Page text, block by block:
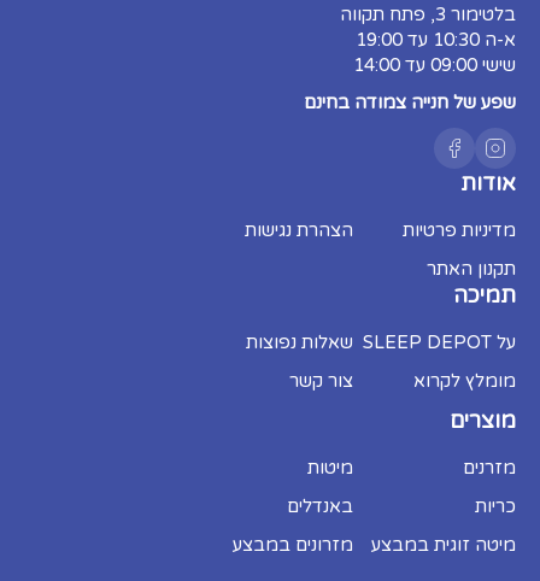
מוצרים
מזרנים
מיטות
כריות
באנדלים
מיטה זוגית במבצע
מזרונים במבצע
תמיכה
על SLEEP DEPOT
שאלות נפוצות
מומלץ לקרוא
צור קשר
אודות
מדיניות פרטיות
הצהרת נגישות
תקנון האתר
בלטימור 3, פתח תקווה
א-ה 10:30 עד 19:00
שישי 09:00 עד 14:00
שפע של חנייה צמודה בחינם